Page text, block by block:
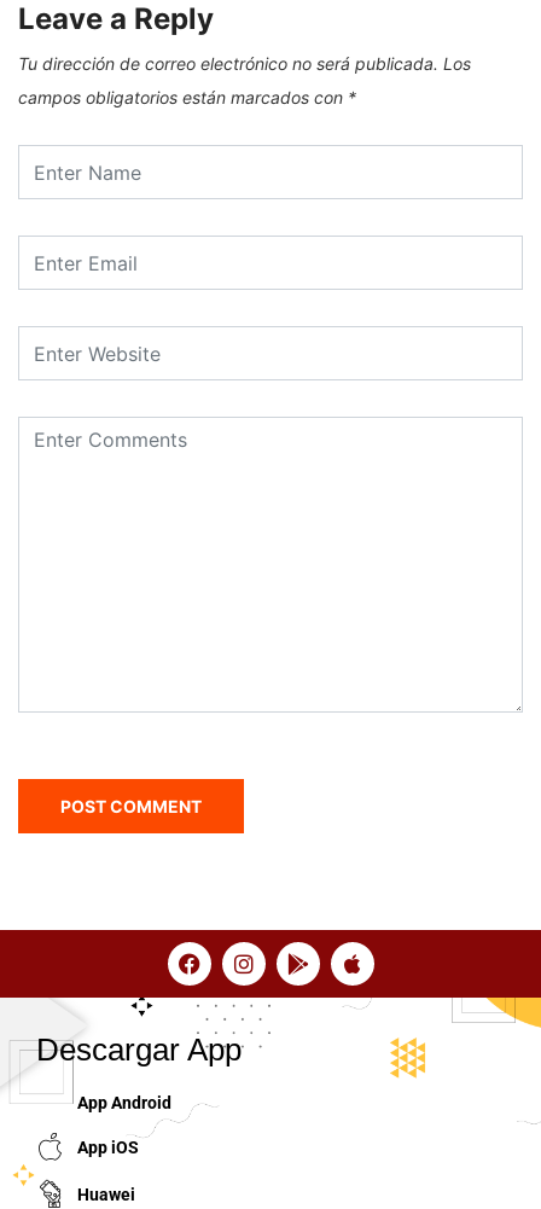
Leave a Reply
Tu dirección de correo electrónico no será publicada. Los
campos obligatorios están marcados con *
Descargar App
App Android
App iOS
Huawei